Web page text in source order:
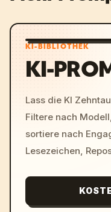
KI-BIBLIOTHEK
KI-
Lass die KI
Filtere nach
sortiere nach
Lesezeichen,